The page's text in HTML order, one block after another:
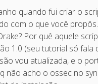
quando fui criar o
com o que você
Por quê aquele
1.0 (seu tutorial só fala
vou atualizada, e o
não acho o ossec no